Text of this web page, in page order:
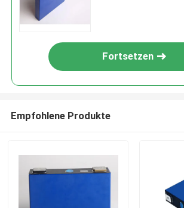
Fortsetzen
Empfohlene Produkte